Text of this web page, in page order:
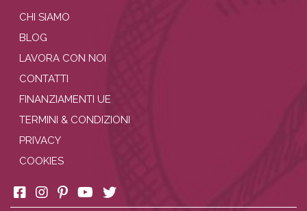
CHI SIAMO
BLOG
LAVORA CON NOI
CONTATTI
FINANZIAMENTI UE
TERMINI & CONDIZIONI
PRIVACY
COOKIES